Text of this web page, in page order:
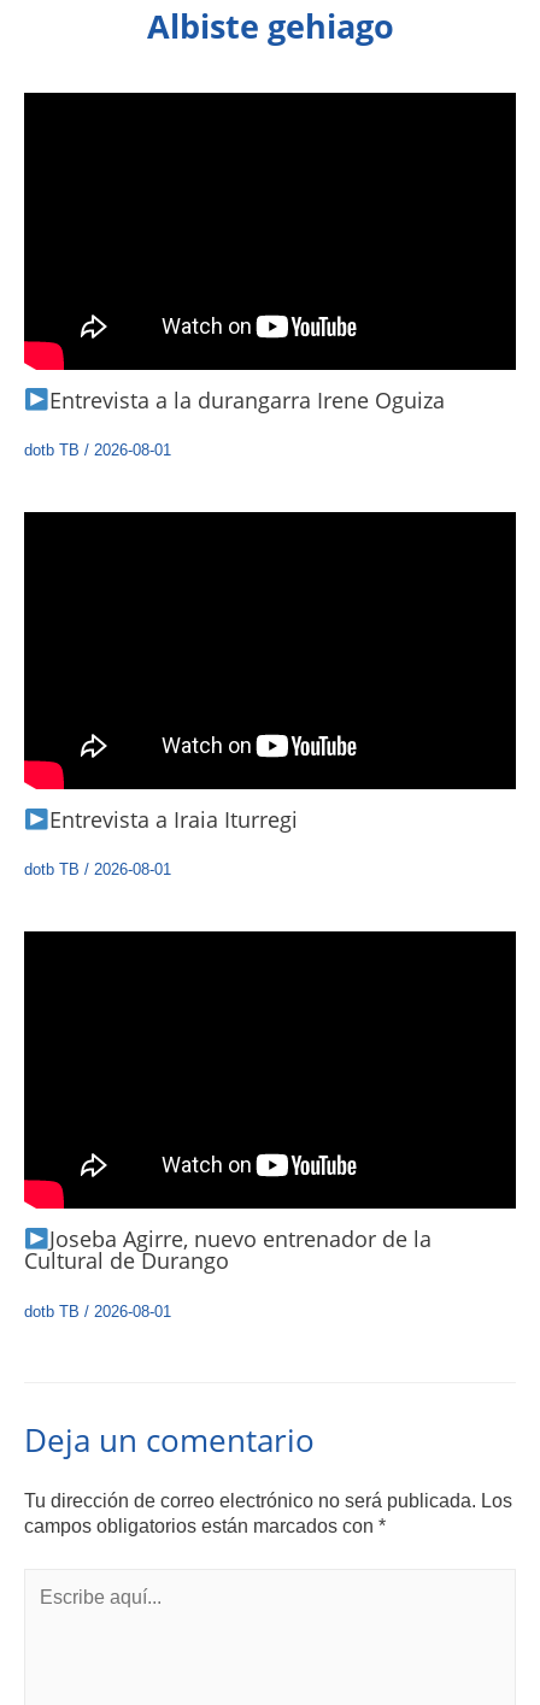
Albiste gehiago
Entrevista a la durangarra Irene Oguiza
dotb TB / 2026-08-01
Entrevista a Iraia Iturregi
dotb TB / 2026-08-01
Joseba Agirre, nuevo entrenador de la
Cultural de Durango
dotb TB / 2026-08-01
Deja un comentario
Tu dirección de correo electrónico no será publicada. Los
campos obligatorios están marcados con *